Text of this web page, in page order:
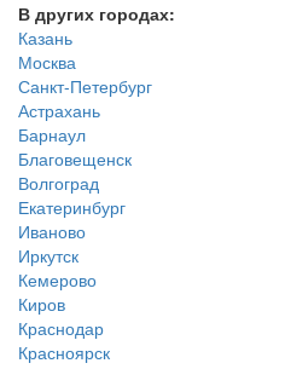
В других городах:
Казань
Москва
Санкт-Петербург
Астрахань
Барнаул
Благовещенск
Волгоград
Екатеринбург
Иваново
Иркутск
Кемерово
Киров
Краснодар
Красноярск